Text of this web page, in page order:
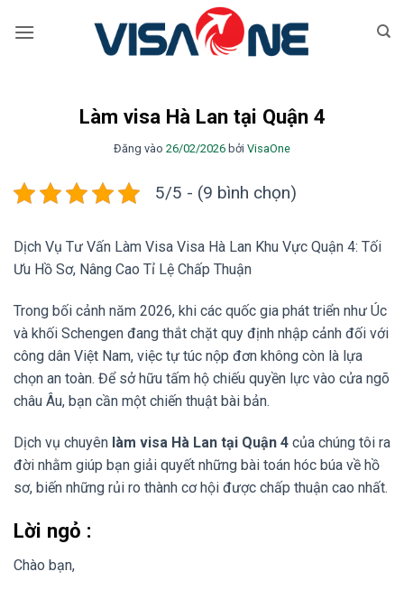
qua
Làm visa Hà Lan tại Quận 4
Đăng vào 26/02/2026 bởi VisaOne
5/5 - (9 bình chọn)
Dịch Vụ Tư Vấn Làm Visa Visa Hà Lan Khu Vực Quận 4: Tối
Ưu Hồ Sơ, Nâng Cao Tỉ Lệ Chấp Thuận
Trong bối cảnh năm 2026, khi các quốc gia phát triển như Úc
và khối Schengen đang thắt chặt quy định nhập cảnh đối với
công dân Việt Nam, việc tự túc nộp đơn không còn là lựa
chọn an toàn. Để sở hữu tấm hộ chiếu quyền lực vào cửa ngõ
châu Âu, bạn cần một chiến thuật bài bản.
Dịch vụ chuyên làm visa Hà Lan tại Quận 4 của chúng tôi ra
đời nhằm giúp bạn giải quyết những bài toán hóc búa về hồ
sơ, biến những rủi ro thành cơ hội được chấp thuận cao nhất.
Lời ngỏ :
Chào bạn,